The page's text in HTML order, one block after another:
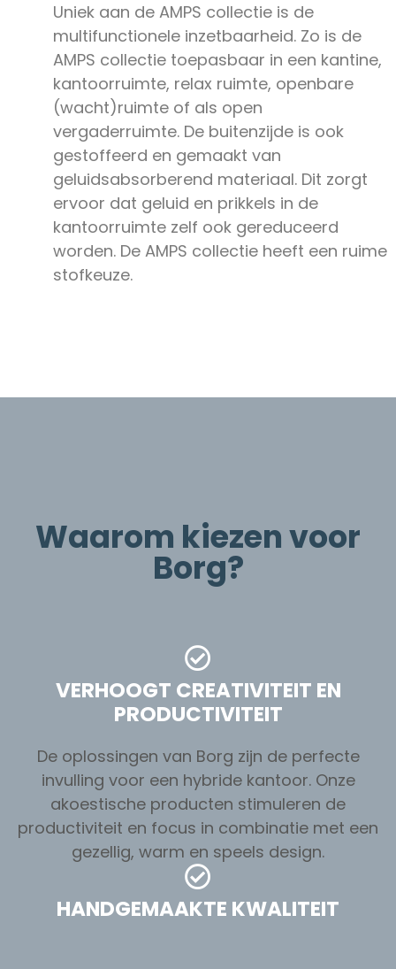
Uniek aan de AMPS collectie is de
multifunctionele inzetbaarheid. Zo is de
AMPS collectie toepasbaar in een kantine,
kantoorruimte, relax ruimte, openbare
(wacht)ruimte of als open
vergaderruimte. De buitenzijde is ook
gestoffeerd en gemaakt van
geluidsabsorberend materiaal. Dit zorgt
ervoor dat geluid en prikkels in de
kantoorruimte zelf ook gereduceerd
worden. De AMPS collectie heeft een ruime
stofkeuze.
Waarom kiezen voor
Borg?
VERHOOGT CREATIVITEIT EN
PRODUCTIVITEIT
De oplossingen van Borg zijn de perfecte
invulling voor een hybride kantoor. Onze
akoestische producten stimuleren de
productiviteit en focus in combinatie met een
gezellig, warm en speels design.
HANDGEMAAKTE KWALITEIT